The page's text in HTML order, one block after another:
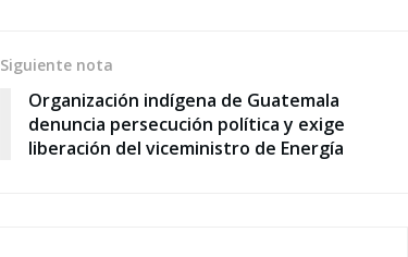
Siguiente nota
Organización indígena de Guatemala
denuncia persecución política y exige
liberación del viceministro de Energía